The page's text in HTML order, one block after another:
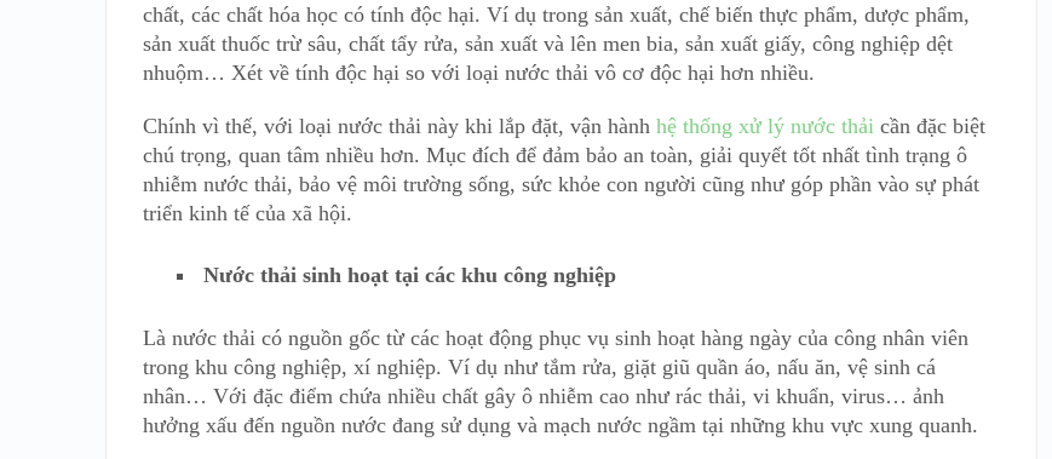
chất, các chất hóa học có tính độc hại. Ví dụ trong sản xuất, chế biến thực phẩm, dược phẩm,
sản xuất thuốc trừ sâu, chất tẩy rửa, sản xuất và lên men bia, sản xuất giấy, công nghiệp dệt
nhuộm… Xét về tính độc hại so với loại nước thải vô cơ độc hại hơn nhiều.
Chính vì thế, với loại nước thải này khi lắp đặt, vận hành hệ thống xử lý nước thải cần đặc biệt
chú trọng, quan tâm nhiều hơn. Mục đích để đảm bảo an toàn, giải quyết tốt nhất tình trạng ô
nhiễm nước thải, bảo vệ môi trường sống, sức khỏe con người cũng như góp phần vào sự phát
triển kinh tế của xã hội.
Nước thải sinh hoạt tại các khu công nghiệp
Là nước thải có nguồn gốc từ các hoạt động phục vụ sinh hoạt hàng ngày của công nhân viên
trong khu công nghiệp, xí nghiệp. Ví dụ như tắm rửa, giặt giũ quần áo, nấu ăn, vệ sinh cá
nhân… Với đặc điểm chứa nhiều chất gây ô nhiễm cao như rác thải, vi khuẩn, virus… ảnh
hưởng xấu đến nguồn nước đang sử dụng và mạch nước ngầm tại những khu vực xung quanh.